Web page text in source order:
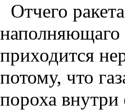
Отчего
наполняющаго
приходится
потому, что
пороха внутри